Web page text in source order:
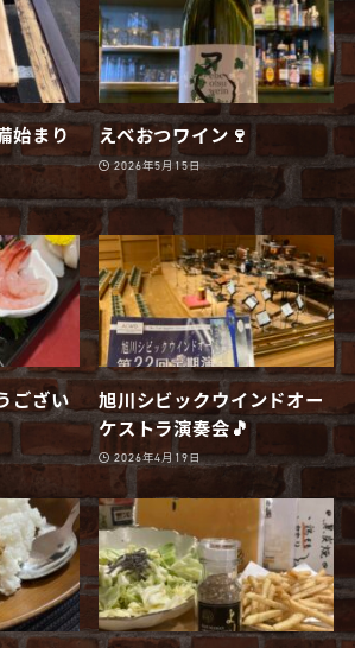
始まり
えべおつワイン🍷
2026年5月15日
ござい
旭川シビックウインドオー
ケストラ演奏会🎵
2026年4月19日